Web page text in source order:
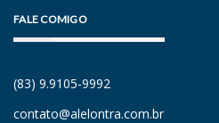
FALE COMIGO
(83) 9.9105-9992
contato@alelontra.com.br